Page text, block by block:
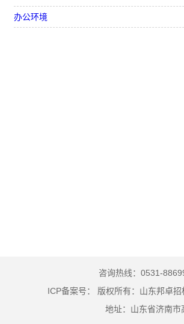
办公环境
咨询热线：0531-
ICP备案号：
版权所有：山东邦卓
地址：山东省济南